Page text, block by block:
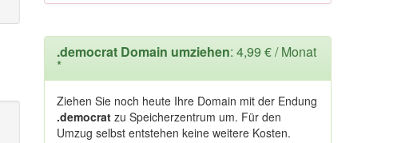
.democrat Domain umziehen: 4,99 € / Monat
*
Ziehen Sie noch heute Ihre Domain mit der Endung
.democrat zu Speicherzentrum um. Für den
Umzug selbst entstehen keine weitere Kosten.